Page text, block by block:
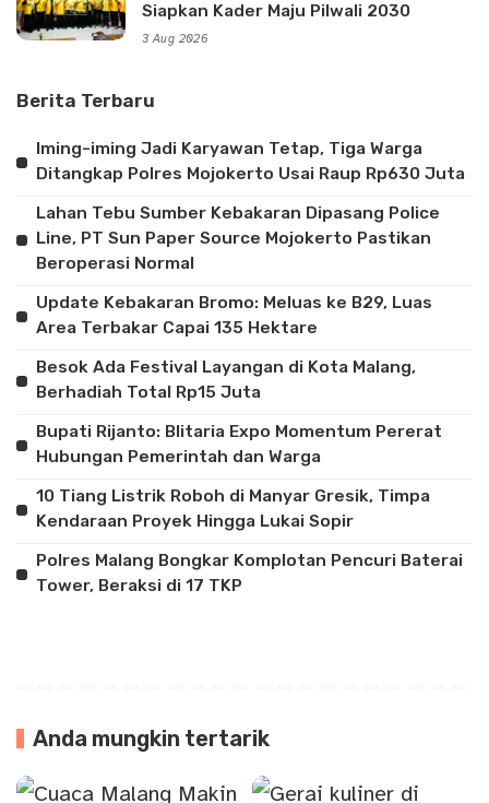
Siapkan Kader Maju Pilwali 2030
3 Aug 2026
Berita Terbaru
Iming-iming Jadi Karyawan Tetap, Tiga Warga
Ditangkap Polres Mojokerto Usai Raup Rp630 Juta
Lahan Tebu Sumber Kebakaran Dipasang Police
Line, PT Sun Paper Source Mojokerto Pastikan
Beroperasi Normal
Update Kebakaran Bromo: Meluas ke B29, Luas
Area Terbakar Capai 135 Hektare
Besok Ada Festival Layangan di Kota Malang,
Berhadiah Total Rp15 Juta
Bupati Rijanto: Blitaria Expo Momentum Pererat
Hubungan Pemerintah dan Warga
10 Tiang Listrik Roboh di Manyar Gresik, Timpa
Kendaraan Proyek Hingga Lukai Sopir
Polres Malang Bongkar Komplotan Pencuri Baterai
Tower, Beraksi di 17 TKP
Anda mungkin tertarik